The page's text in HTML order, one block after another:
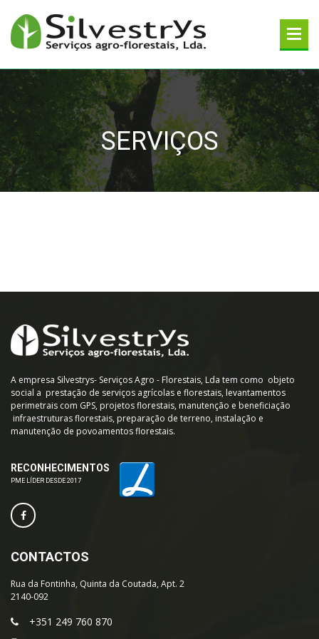
SERVIÇOS
A empresa Silvestrys- Serviços Agro - Florestais, Lda tem como objeto
social a prestação de serviços agrícolas e florestais, levantamentos
perimetrais com GPS, projetos florestais, manutenção e beneficiação
infraestruturas florestais, preparação de terreno, instalação e
manutenção de povoamentos florestais.
RECONHECIMENTOS
PME LÍDER DESDE 2017
CONTACTOS
Rua da Fontinha, Quinta da Coutada, Apt. 2
2140-092
+351 249 760 870